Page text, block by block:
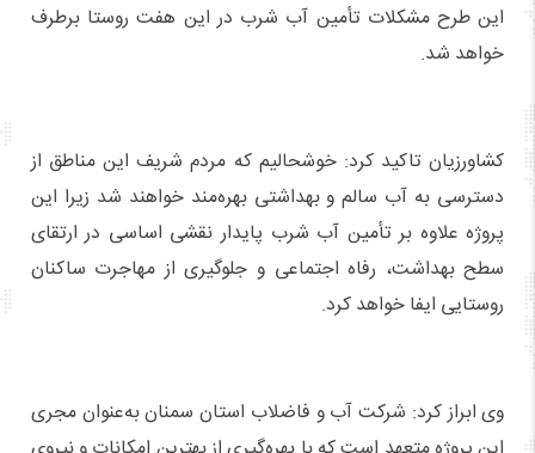
این طرح مشکلات تأمین آب شرب در این هفت روستا برطرف
خواهد شد.
کشاورزیان تاکید کرد: خوشحالیم که مردم شریف این مناطق از
دسترسی به آب سالم و بهداشتی بهره‌مند خواهند شد زیرا این
پروژه علاوه بر تأمین آب شرب پایدار نقشی اساسی در ارتقای
سطح بهداشت، رفاه اجتماعی و جلوگیری از مهاجرت ساکنان
روستایی ایفا خواهد کرد.
وی ابراز کرد: شرکت آب و فاضلاب استان سمنان به‌عنوان مجری